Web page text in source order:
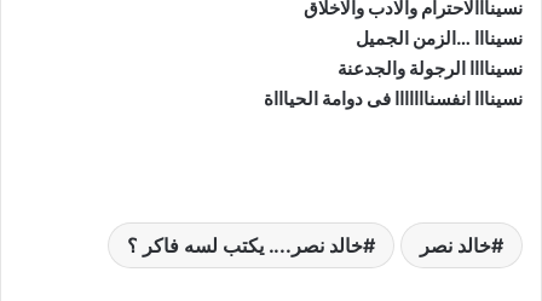
نسينااالاحترام والادب والاخلاق
نسينااا …الزمن الجميل
نسيناااا الرجولة والجدعنة
نسينااا انفسنااااااا فى دوامة الحياااة
خالد نصر خالد نصر.... يكتب لسه فاكر ؟